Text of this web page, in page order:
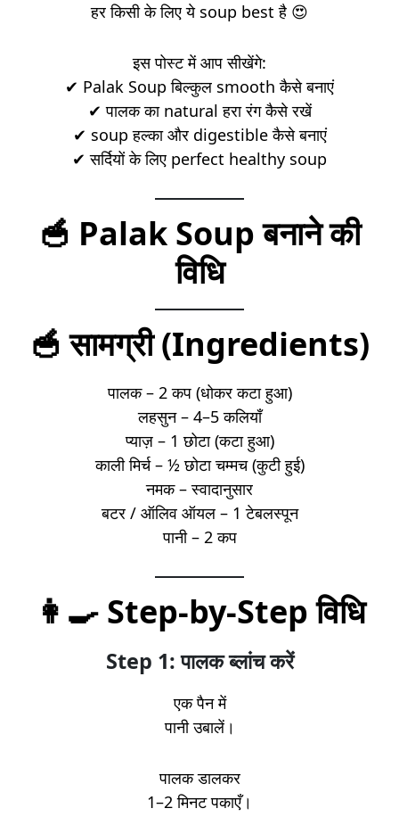
हर किसी के लिए ये soup best है 😍
इस पोस्ट में आप सीखेंगे:
✔ Palak Soup बिल्कुल smooth कैसे बनाएं
✔ पालक का natural हरा रंग कैसे रखें
✔ soup हल्का और digestible कैसे बनाएं
✔ सर्दियों के लिए perfect healthy soup
🥣 Palak Soup बनाने की
विधि
🥣 सामग्री (Ingredients)
पालक – 2 कप (धोकर कटा हुआ)
लहसुन – 4–5 कलियाँ
प्याज़ – 1 छोटा (कटा हुआ)
काली मिर्च – ½ छोटा चम्मच (कुटी हुई)
नमक – स्वादानुसार
बटर / ऑलिव ऑयल – 1 टेबलस्पून
पानी – 2 कप
👩‍🍳 Step-by-Step विधि
Step 1: पालक ब्लांच करें
एक पैन में
पानी उबालें।
पालक डालकर
1–2 मिनट पकाएँ।